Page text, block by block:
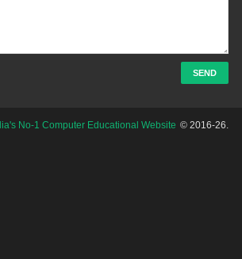
No-1 Computer Educational Website © 2016-26.